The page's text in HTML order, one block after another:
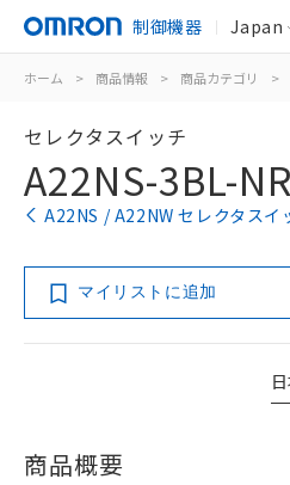
制御機器 Japan
ホーム > 商品情報 > 商品カテゴリ >
セレクタスイッチ
A22NS-3BL-
A22NS / A22NW セレクタスイ
マイリストに追加
商品概要